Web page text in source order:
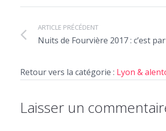
ARTICLE PRÉCÉDENT
Nuits de Fourvière 2017 : c’est
Retour vers la catégorie : Lyon &
Laisser un